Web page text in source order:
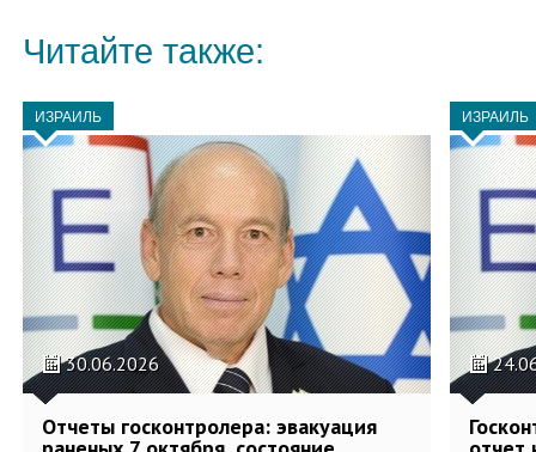
Читайте также:
ИЗРАИЛЬ
30.06.2026
Отчеты госконтролера: эвакуация
ИЗРАИЛЬ